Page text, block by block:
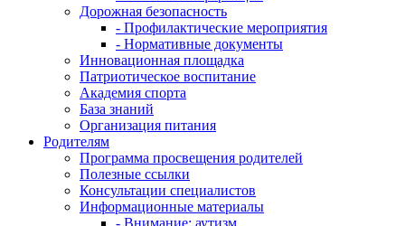
Дорожная безопасность
- Профилактические мероприятия
- Нормативные документы
Инновационная площадка
Патриотическое воспитание
Академия спорта
База знаний
Организация питания
Родителям
Программа просвещения родителей
Полезные ссылки
Консультации специалистов
Информационные материалы
- Внимание: аутизм